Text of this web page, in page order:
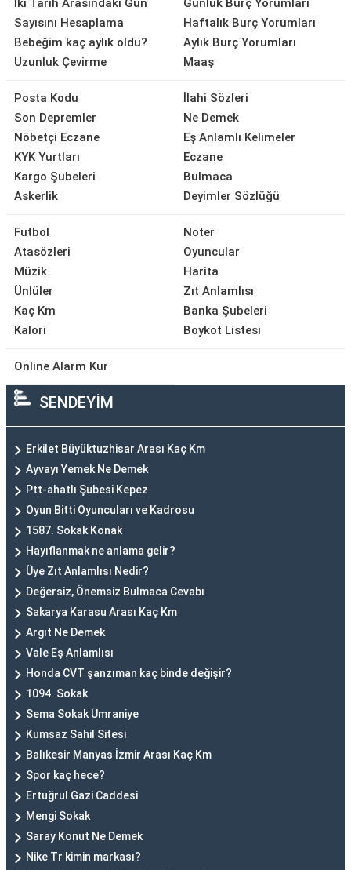
İki Tarih Arasındaki Gün
Sayısını Hesaplama
Bebeğim kaç aylık oldu?
Uzunluk Çevirme
Günlük Burç Yorumları
Haftalık Burç Yorumları
Aylık Burç Yorumları
Maaş
Posta Kodu
Son Depremler
Nöbetçi Eczane
KYK Yurtları
Kargo Şubeleri
Askerlik
İlahi Sözleri
Ne Demek
Eş Anlamlı Kelimeler
Eczane
Bulmaca
Deyimler Sözlüğü
Futbol
Atasözleri
Müzik
Ünlüler
Kaç Km
Kalori
Noter
Oyuncular
Harita
Zıt Anlamlısı
Banka Şubeleri
Boykot Listesi
Online Alarm Kur
SENDEYİM
Erkilet Büyüktuzhisar Arası Kaç Km
Ayvayı Yemek Ne Demek
Ptt-ahatlı Şubesi Kepez
Oyun Bitti Oyuncuları ve Kadrosu
1587. Sokak Konak
Hayıflanmak ne anlama gelir?
Üye Zıt Anlamlısı Nedir?
Değersiz, Önemsiz Bulmaca Cevabı
Sakarya Karasu Arası Kaç Km
Argıt Ne Demek
Vale Eş Anlamlısı
Honda CVT şanzıman kaç binde değişir?
1094. Sokak
Sema Sokak Ümraniye
Kumsaz Sahil Sitesi
Balıkesir Manyas İzmir Arası Kaç Km
Spor kaç hece?
Ertuğrul Gazi Caddesi
Mengi Sokak
Saray Konut Ne Demek
Nike Tr kimin markası?